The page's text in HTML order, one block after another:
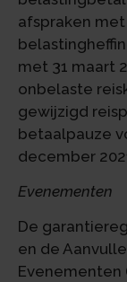
afspraken
met 31 maart
onbelaste
gewijzigd
betaalpauze
december
Evenementen
De
en de
Evenementen